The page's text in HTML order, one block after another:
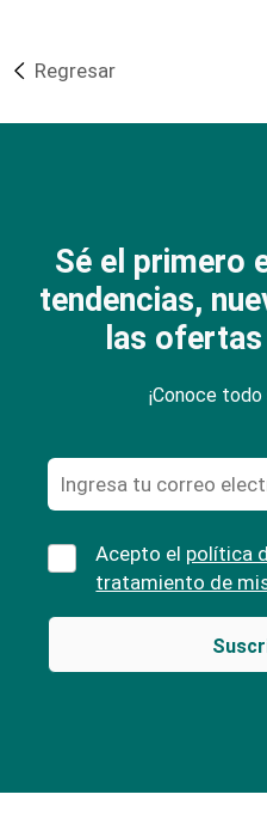
Regresar
Sé el primero
tendencias,
las
¡Conoce
Acepto el política
tratamiento de